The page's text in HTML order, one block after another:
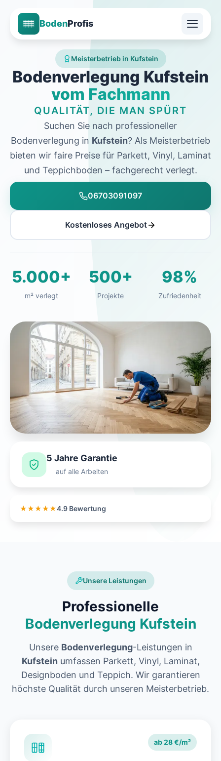
BodenProfis
Meisterbetrieb in Kufstein
Bodenverlegung Kufstein
vom Fachmann
QUALITÄT, DIE MAN SPÜRT
Suchen Sie nach professioneller
Bodenverlegung in Kufstein? Als Meisterbetrieb
bieten wir faire Preise für Parkett, Vinyl, Laminat
und Teppichboden – fachgerecht verlegt.
06703091097
Kostenloses Angebot
5.000+
m² verlegt
500+
Projekte
98%
Zufriedenheit
5 Jahre Garantie
auf alle Arbeiten
★★★★★4.9 Bewertung
Unsere Leistungen
Professionelle
Bodenverlegung Kufstein
Unsere Bodenverlegung-Leistungen in
Kufstein umfassen Parkett, Vinyl, Laminat,
Designboden und Teppich. Wir garantieren
höchste Qualität durch unseren Meisterbetrieb.
ab 28 €/m²